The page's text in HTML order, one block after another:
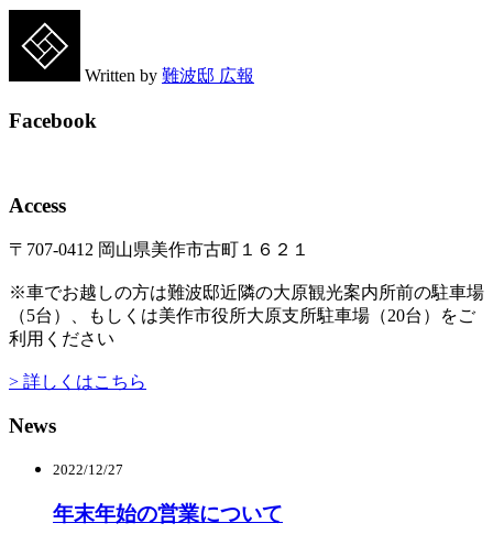
Written by 難波邸 広報
Facebook
Access
〒707-0412 岡山県美作市古町１６２１
※車でお越しの方は難波邸近隣の大原観光案内所前の駐車場
（5台）、もしくは美作市役所大原支所駐車場（20台）をご
利用ください
> 詳しくはこちら
News
2022/12/27
年末年始の営業について